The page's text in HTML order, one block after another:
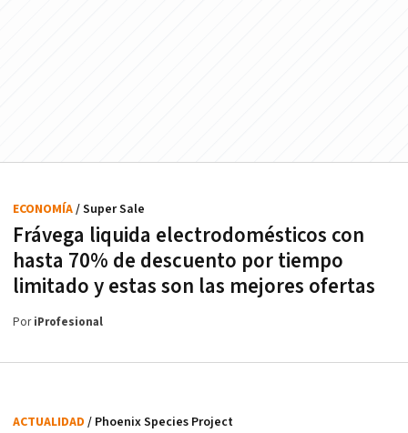
Frávega liquida electrodomésticos con
hasta 70% de descuento por tiempo
limitado y estas son las mejores ofertas
ECONOMÍA/ Super Sale
PoriProfesional
ACTUALIDAD / Phoenix Species Project